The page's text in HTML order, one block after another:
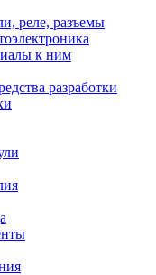
реле, разъемы
к ним
разработки